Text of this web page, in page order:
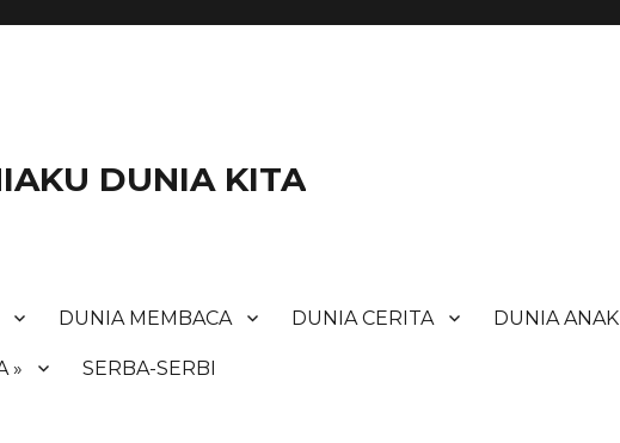
DUNIA KITA
DUNIA MEMBACA DUNIA CERITA DUNIA ANAK
» SERBA-SERBI